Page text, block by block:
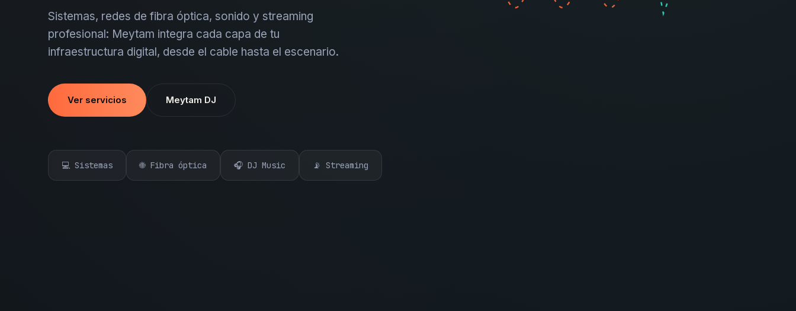
Sistemas, redes de fibra óptica, sonido y streaming
profesional: Meytam integra cada capa de tu
infraestructura digital, desde el cable hasta el escenario.
Ver servicios Meytam DJ
💻 Sistemas 🌐 Fibra óptica 🎧 DJ Music 📡 Streaming